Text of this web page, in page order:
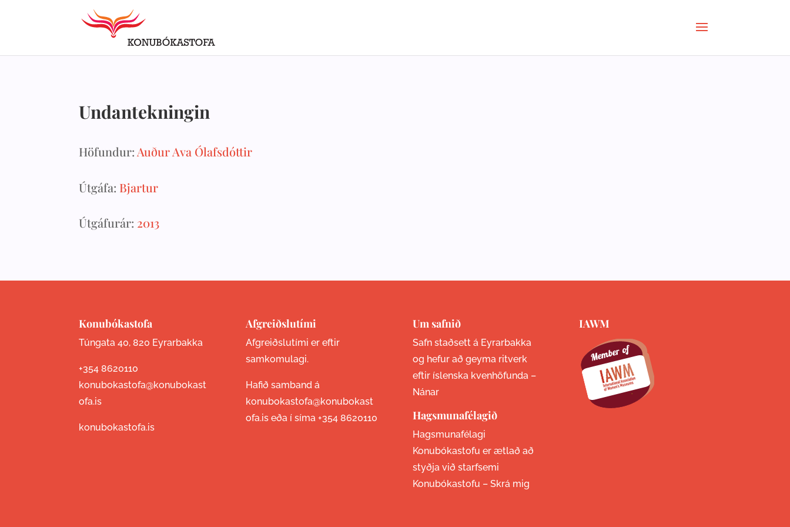
Undantekningin
Höfundur: Auður Ava Ólafsdóttir
Útgáfa: Bjartur
Útgáfurár: 2013
Konubókastofa
Túngata 40, 820 Eyrarbakka
+354 8620110
konubokastofa@konubokast
ofa.is
konubokastofa.is
Afgreiðslutími
Afgreiðslutími er eftir
samkomulagi.
Hafið samband á
konubokastofa@konubokast
ofa.is eða í síma +354 8620110
Um safnið
Safn staðsett á Eyrarbakka
og hefur að geyma ritverk
eftir íslenska kvenhöfunda –
Nánar
Hagsmunafélagið
Hagsmunafélagi
Konubókastofu er ætlað að
styðja við starfsemi
Konubókastofu – Skrá mig
IAWM